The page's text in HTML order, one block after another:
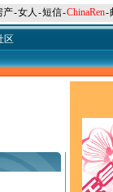
产-女人 -短信-ChinaRen-
区